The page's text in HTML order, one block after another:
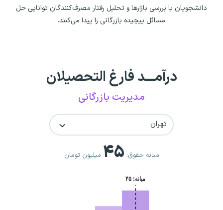
دانشجویان با بررسی بازارها و تحلیل رفتار مصرف‌کنندگان توانایی حل
مسائل پیچیده بازرگانی را پیدا می‌کنند.
درآمـــد فارغ التحصیلان
مدیریت بازرگانی
تهران
میانه حقوق: ۴۵ میلیون تومان